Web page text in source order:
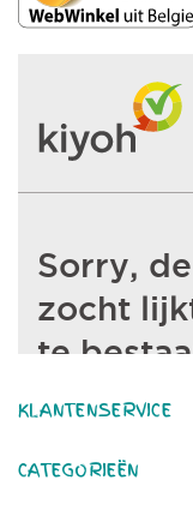
KLANTENSERVICE
CATEGORIEËN